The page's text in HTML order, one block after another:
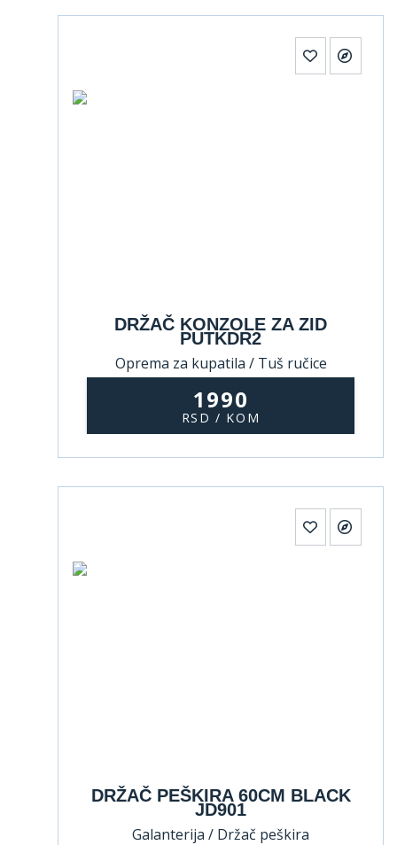
DRŽAČ KONZOLE ZA ZID
PUTKDR2
Oprema za kupatila / Tuš ručice
1990
RSD / KOM
DRŽAČ PEŠKIRA 60CM BLACK
JD901
Galanterija / Držač peškira